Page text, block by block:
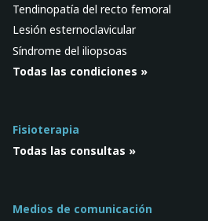
Tendinopatía del recto femoral
Lesión esternoclavicular
Síndrome del iliopsoas
Todas las condiciones »
Fisioterapia
Todas las consultas »
Medios de comunicación